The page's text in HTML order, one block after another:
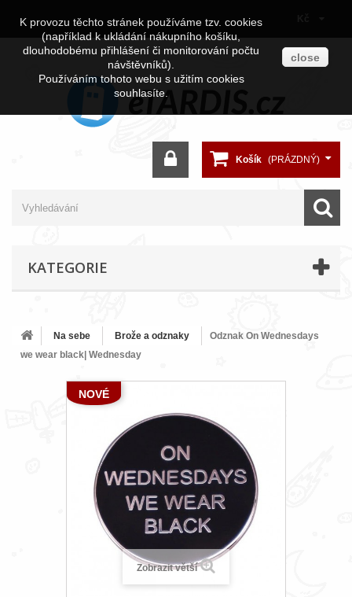
Košík (PRÁZDNÝ)
KATEGORIE
Na sebe Brože a odznaky
Odznak On Wednesdays
we wear black| Wednesday
NOVÉ
Zobrazit větší
K provozu těchto stránek používáme tzv. cookies
(například k ukládání nákupního košíku,
dlouhodobému přihlášení či monitorování počtu
návštěvníků).
Používáním tohoto webu s užitím cookies
souhlasíte.
close